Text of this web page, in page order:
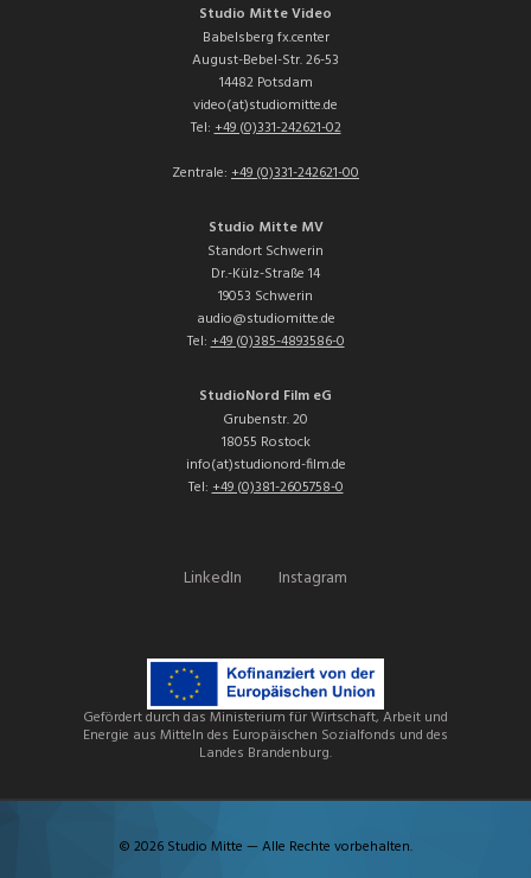
Studio Mitte Video
Babelsberg fx.center
August-Bebel-Str. 26-53
14482 Potsdam
video(at)studiomitte.de
Tel:+49 (0)331-242621-02
Zentrale: +49 (0)331-242621-00
Studio Mitte MV
Standort Schwerin
Dr.-Külz-Straße 14
19053 Schwerin
audio@studiomitte.de
Tel:+49 (0)385-4893586-0
StudioNord Film eG
Grubenstr. 20
18055 Rostock
info(at)studionord-film.de
Tel:+49 (0)381-2605758-0
LinkedIn Instagram
Gefördert durch das Ministerium für Wirtschaft, Arbeit und
Energie aus Mitteln des Europäischen Sozialfonds und des
Landes Brandenburg.
© 2026 Studio Mitte — Alle Rechte vorbehalten.